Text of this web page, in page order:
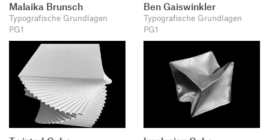
Malaika Brunsch
Typografische Grundlagen
PG1
Ben Gaiswinkler
Typografische Grundlagen
PG1